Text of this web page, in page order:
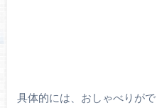
具体的には、おしゃべりが